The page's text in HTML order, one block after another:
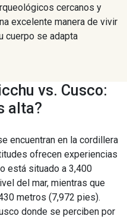
cercanos y
excelente manera de vivir
cuerpo se adapta
vs. Cusco:
alta?
encuentran en la cordillera
ofrecen experiencias
está situado a 3,400
del mar, mientras que
metros (7,972 pies).
donde se perciben por